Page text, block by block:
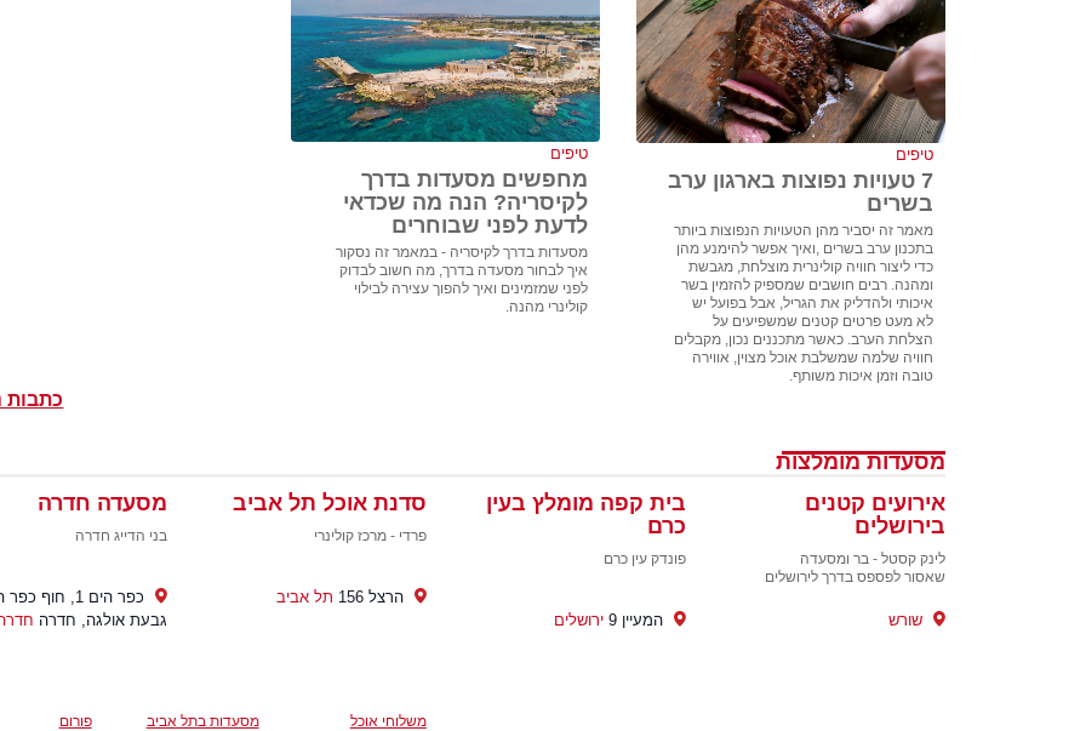
טיפים
7 טעויות נפוצות בארגון ערב
בשרים
מאמר זה יסביר מהן הטעויות הנפוצות ביותר
בתכנון ערב בשרים ,ואיך אפשר להימנע מהן
כדי ליצור חוויה קולינרית מוצלחת, מגבשת
ומהנה. רבים חושבים שמספיק להזמין בשר
איכותי ולהדליק את הגריל, אבל בפועל יש
לא מעט פרטים קטנים שמשפיעים על
הצלחת הערב. כאשר מתכננים נכון, מקבלים
חוויה שלמה שמשלבת אוכל מצוין, אווירה
טובה וזמן איכות משותף.
טיפים
מחפשים מסעדות בדרך
לקיסריה? הנה מה שכדאי
לדעת לפני שבוחרים
מסעדות בדרך לקיסריה - במאמר זה נסקור
איך לבחור מסעדה בדרך, מה חשוב לבדוק
לפני שמזמינים ואיך להפוך עצירה לבילוי
קולינרי מהנה.
כתבות
מסעדות מומלצות
אירועים קטנים
בירושלים
לינק קסטל - בר ומסעדה
שאסור לפספס בדרך לירושלים
שורש
בית קפה מומלץ בעין
כרם
פונדק עין כרם
המעיין 9 ירושלים
סדנת אוכל תל אביב
פרדי - מרכז קולינרי
הרצל 156 תל אביב
מסעדה חדרה
בני הדייג חדרה
כפר הים 1, חוף
גבעת אולגה, חדרה
משלוחי אוכל
מסעדות בתל אביב
פורום